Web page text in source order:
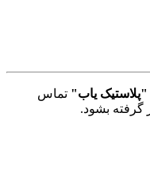
"پلاستیک یاب" تماس
گرفته بشود.